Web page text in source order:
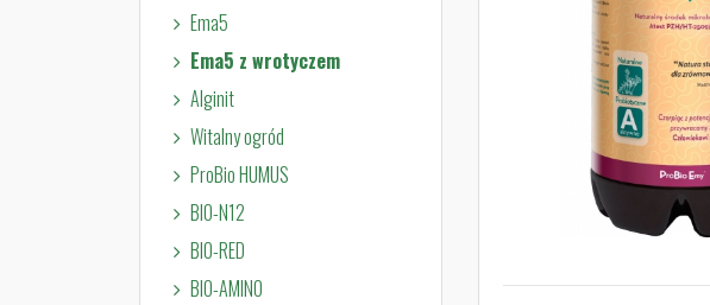
Ema5
Ema5 z wrotyczem
Alginit
Witalny ogród
ProBio HUMUS
BIO-N12
BIO-RED
BIO-AMINO